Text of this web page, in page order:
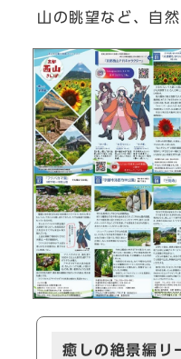
山の眺望など、自
癒しの絶景編リ